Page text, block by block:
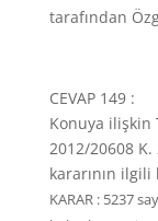
tarafından
CEVAP 149 :
Konuya ilişkin
2012/20608
kararının
KARAR : 5237